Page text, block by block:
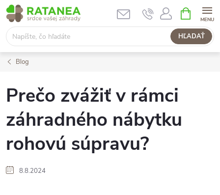
Prejsť
na
obsah
HĽADAŤ
KOŠÍK
Blog
Prečo zvážiť v rámci
záhradného nábytku
rohovú súpravu?
8.8.2024